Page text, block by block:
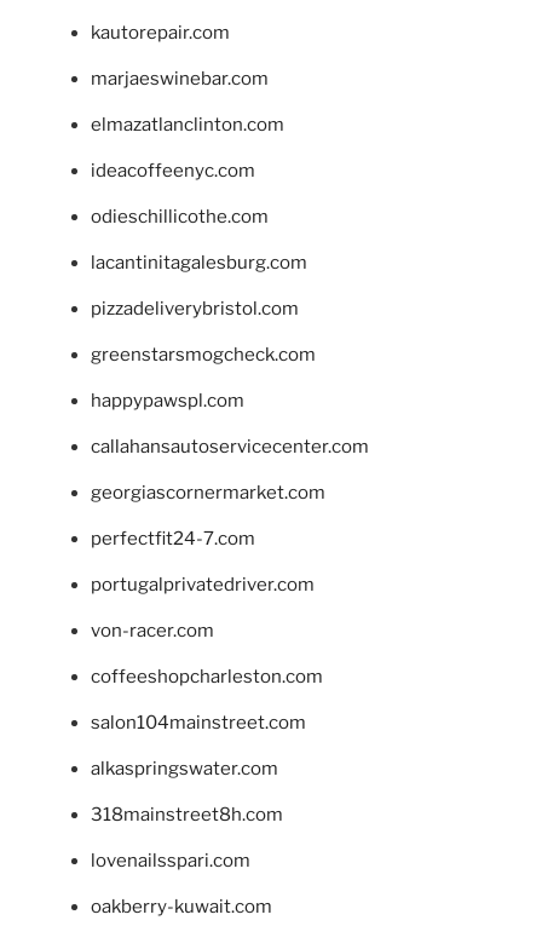
kautorepair.com
marjaeswinebar.com
elmazatlanclinton.com
ideacoffeenyc.com
odieschillicothe.com
lacantinitagalesburg.com
pizzadeliverybristol.com
greenstarsmogcheck.com
happypawspl.com
callahansautoservicecenter.com
georgiascornermarket.com
perfectfit24-7.com
portugalprivatedriver.com
von-racer.com
coffeeshopcharleston.com
salon104mainstreet.com
alkaspringswater.com
318mainstreet8h.com
lovenailsspari.com
oakberry-kuwait.com